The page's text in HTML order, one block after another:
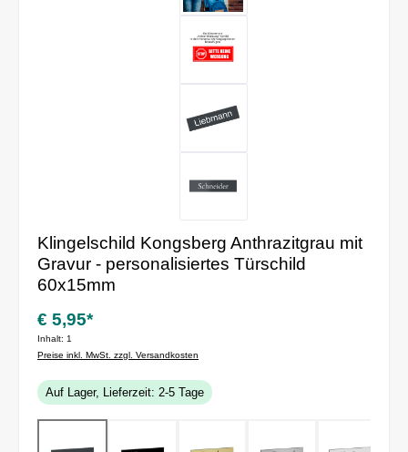
Klingelschild Kongsberg Anthrazitgrau mit
Gravur - personalisiertes Türschild
60x15mm
€ 5,95*
Inhalt: 1
Preise inkl. MwSt. zzgl. Versandkosten
Auf Lager, Lieferzeit: 2-5 Tage